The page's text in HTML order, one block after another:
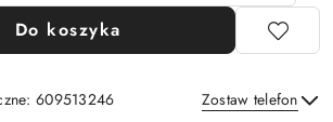
Do koszyka
609513246 Zostaw telefon